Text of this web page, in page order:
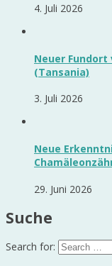
4. Juli 2026
Neuer
(Tansania)
3. Juli 2026
Neue
29. Juni 2026
Suche
Search for: